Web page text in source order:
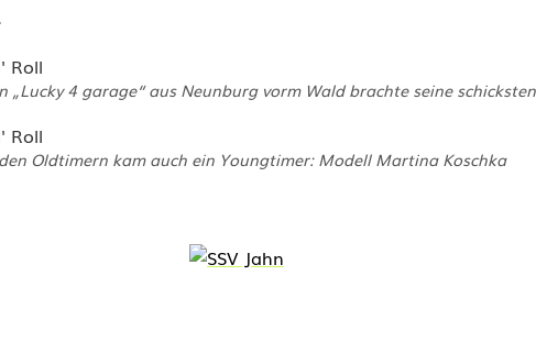
„Lucky 4 garage“ aus Neunburg vorm Wald brachte seine
Oldtimern kam auch ein Youngtimer: Modell Martina Koschka